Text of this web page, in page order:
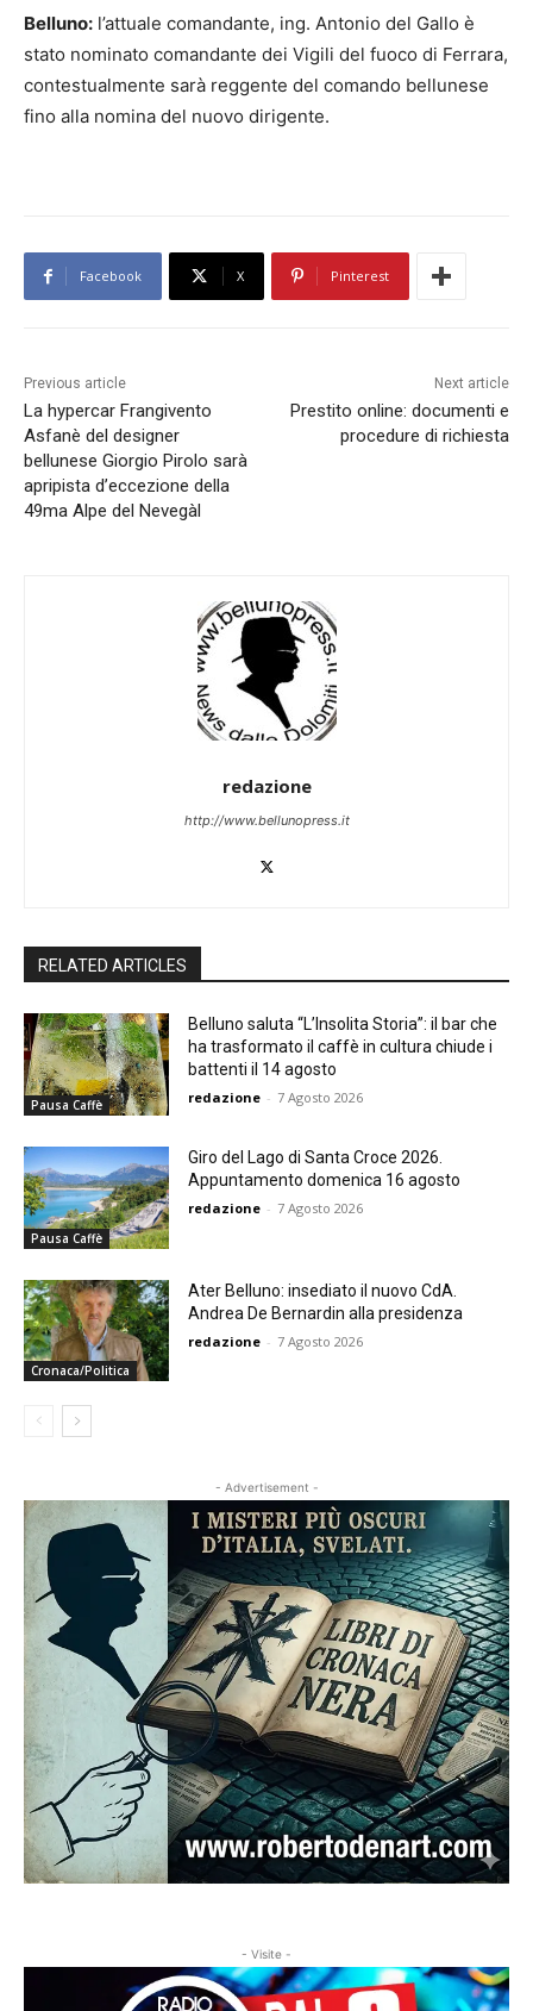
Belluno: l’attuale comandante, ing. Antonio del Gallo è
stato nominato comandante dei Vigili del fuoco di Ferrara,
contestualmente sarà reggente del comando bellunese
fino alla nomina del nuovo dirigente.
Facebook X Pinterest
Previous article
La hypercar Frangivento
Asfanè del designer
bellunese Giorgio Pirolo sarà
apripista d’eccezione della
49ma Alpe del Nevegàl
Next article
Prestito online: documenti e
procedure di richiesta
redazione
http://www.bellunopress.it
RELATED ARTICLES
Pausa Caffè
Belluno saluta “L’Insolita Storia”: il bar che
ha trasformato il caffè in cultura chiude i
battenti il 14 agosto
redazione - 7 Agosto 2026
Pausa Caffè
Giro del Lago di Santa Croce 2026.
Appuntamento domenica 16 agosto
redazione - 7 Agosto 2026
Cronaca/Politica
Ater Belluno: insediato il nuovo CdA.
Andrea De Bernardin alla presidenza
redazione - 7 Agosto 2026
- Advertisement -
- Visite -